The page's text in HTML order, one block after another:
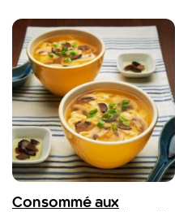
Consommé aux